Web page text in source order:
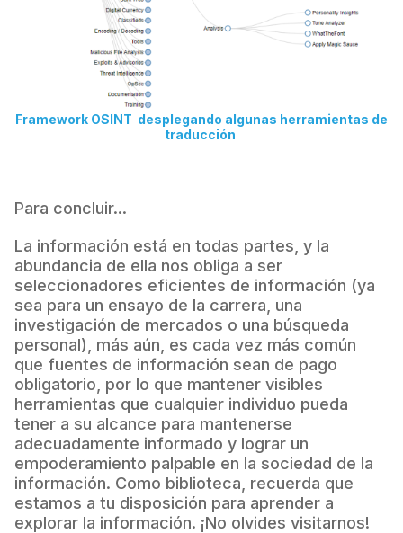
Framework OSINT desplegando algunas herramientas de
traducción
Para concluir...
La información está en todas partes, y la
abundancia de ella nos obliga a ser
seleccionadores eficientes de información (ya
sea para un ensayo de la carrera, una
investigación de mercados o una búsqueda
personal), más aún, es cada vez más común
que fuentes de información sean de pago
obligatorio, por lo que mantener visibles
herramientas que cualquier individuo pueda
tener a su alcance para mantenerse
adecuadamente informado y lograr un
empoderamiento palpable en la sociedad de la
información. Como biblioteca, recuerda que
estamos a tu disposición para aprender a
explorar la información. ¡No olvides visitarnos!